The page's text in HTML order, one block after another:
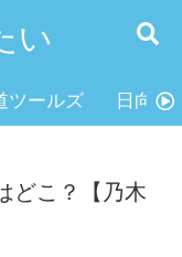
い
ツールズ 日向坂
どこ？【乃木